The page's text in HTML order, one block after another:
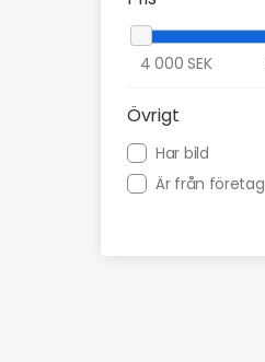
4 000 SEK
Övrigt
Har bild
Är från företag